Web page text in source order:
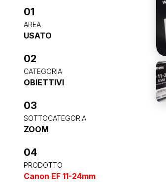
01
AREA
USATO
02
CATEGORIA
OBIETTIVI
03
SOTTOCATEGORIA
ZOOM
04
PRODOTTO
Canon EF 11-24mm